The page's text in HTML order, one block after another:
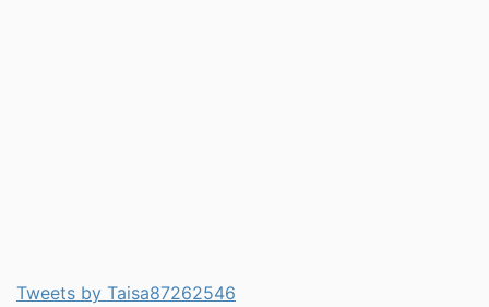
Tweets by Taisa87262546